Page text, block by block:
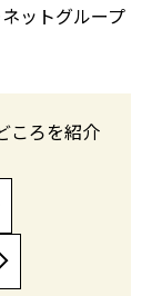
ットグループ
ころを紹介